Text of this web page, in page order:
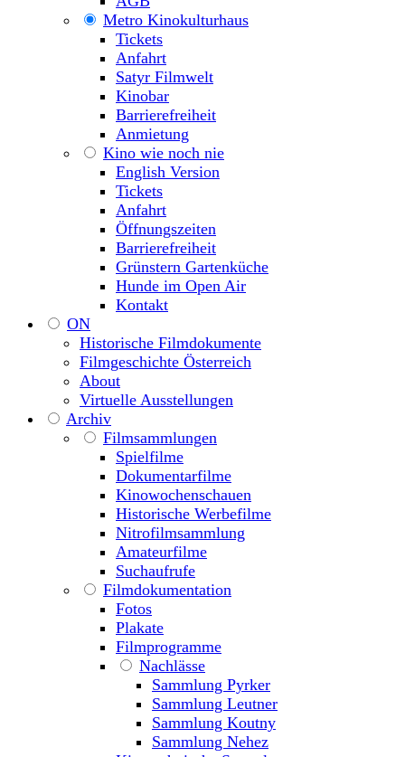
Metro Kinokulturhaus
Tickets
Anfahrt
Satyr Filmwelt
Kinobar
Barrierefreiheit
Anmietung
Kino wie noch nie
English Version
Tickets
Anfahrt
Öffnungszeiten
Barrierefreiheit
Grünstern Gartenküche
Hunde im Open Air
Kontakt
ON
Historische Filmdokumente
Filmgeschichte Österreich
About
Virtuelle Ausstellungen
Archiv
Filmsammlungen
Spielfilme
Dokumentarfilme
Kinowochenschauen
Historische Werbefilme
Nitrofilmsammlung
Amateurfilme
Suchaufrufe
Filmdokumentation
Fotos
Plakate
Filmprogramme
Nachlässe
Sammlung Pyrker
Sammlung Leutner
Sammlung Koutny
Sammlung Nehez